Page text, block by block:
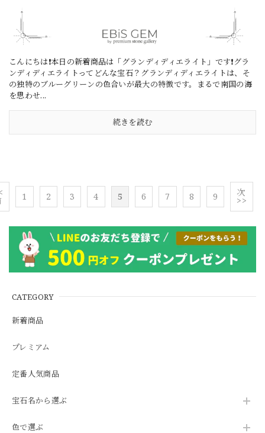
CATEGORY
新着商品
プレミアム
定番人気商品
宝石名から選ぶ
色で選ぶ
こんにちは❗本日の新着商品は「グランディディエライト」です❗グラ
ンディディエライトってどんな宝石？グランディディエライトは、そ
の独特のブルーグリーンの色合いが最大の特徴です。まるで南国の海
を思わせ...
続きを読む
1 2 3 4 5 6 7 8 9 次
>>